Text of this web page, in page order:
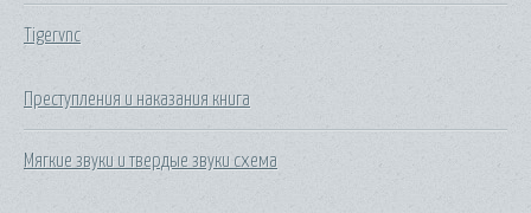
Tigervnc
Преступления и наказания книга
Мягкие звуки и твердые звуки схема